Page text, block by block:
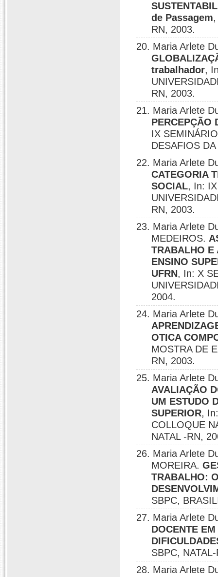
de Passagem
RN, 2003.
20. Maria Arlete
trabalhador,
RN, 2003.
21. Maria Arlete
PERCEPÇÃO
IX
DESAFIOS
22. Maria Arlete
CATEGORIA
SOCIAL, In:
RN, 2003.
23. Maria Arlete
MEDEIROS.
TRABALHO E
ENSINO
UFRN, In: X
2004.
24. Maria Arlete
OTICA
MOSTRA DE
RN, 2003.
25. Maria Arlete
AVALIAÇÃO
UM ESTUDO
SUPERIOR,
COLLOQUE
NATAL -RN,
26. Maria Arlete
MOREIRA.
TRABALHO:
SBPC,
27. Maria Arlete
DOCENTE
SBPC,
28. Maria Arlete